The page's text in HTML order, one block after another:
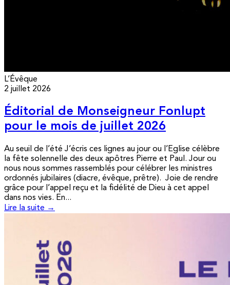
L’Évêque
2 juillet 2026
Éditorial de Monseigneur Fonlupt
pour le mois de juillet 2026
Au seuil de l’été J’écris ces lignes au jour ou l’Eglise célèbre
la fête solennelle des deux apôtres Pierre et Paul. Jour ou
nous nous sommes rassemblés pour célébrer les ministres
ordonnés jubilaires (diacre, évêque, prêtre). Joie de rendre
grâce pour l’appel reçu et la fidélité de Dieu à cet appel
dans nos vies. En...
Lire la suite →